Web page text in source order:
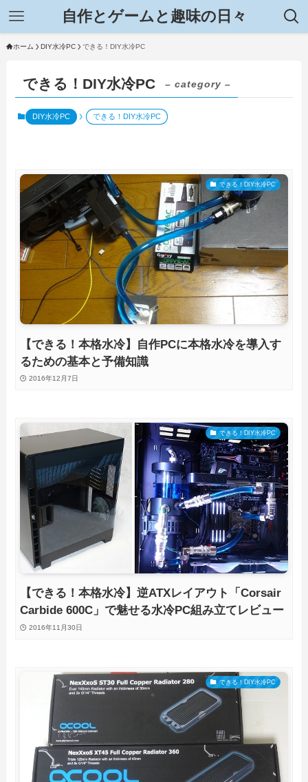
自作とゲームと趣味の日々
ホーム DIY水冷PC できる！DIY水冷PC
できる！DIY水冷PC – category –
DIY水冷PC できる！DIY水冷PC
できる！DIY水冷PC
【できる！本格水冷】自作PCに本格水冷を導入す
るための基本と予備知識
2016年12月7日
できる！DIY水冷PC
【できる！本格水冷】逆ATXレイアウト「Corsair
Carbide 600C」で魅せる水冷PC組み立てレビュー
2016年11月30日
できる！DIY水冷PC